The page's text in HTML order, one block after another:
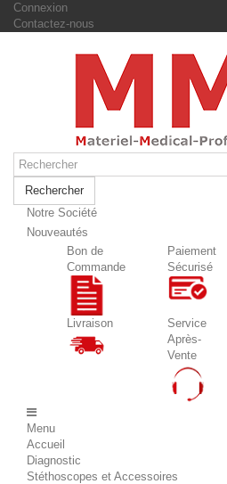
Connexion
Contactez-nous
Rechercher
Notre Société
Nouveautés
Bon de
Commande
Paiement
Sécurisé
Livraison
Service
Après-
Vente
Menu
Accueil
Diagnostic
Stéthoscopes et Accessoires